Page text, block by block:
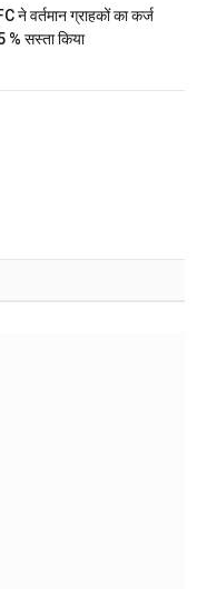
ने वर्तमान ग्राहकों का कर्ज
% सस्ता किया